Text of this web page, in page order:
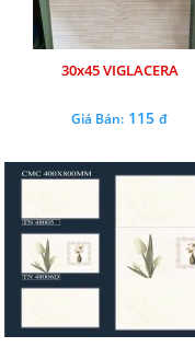
30x45 VIGLACERA
Giá Bán: 115đ